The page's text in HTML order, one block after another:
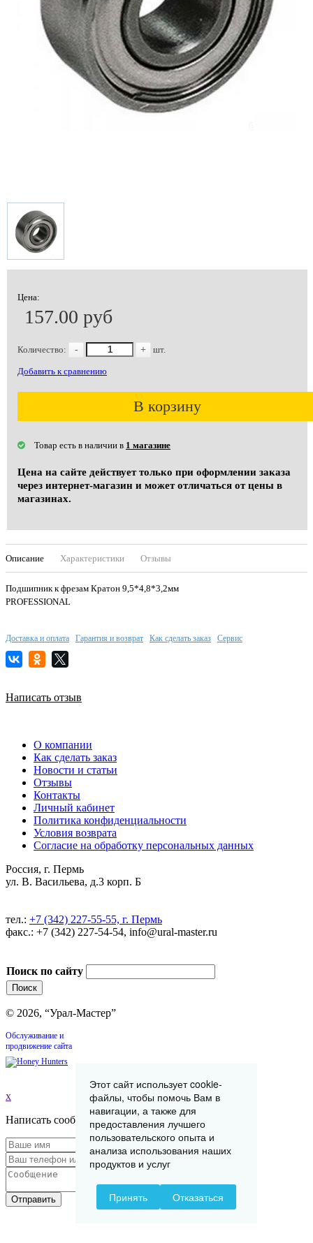
Цена:
157.00 руб
Количество: - + шт.
Добавить к сравнению
В корзину
Товар есть в наличии в 1 магазине
Цена на сайте действует только при оформлении заказа
через интернет-магазин и может отличаться от цены в
магазинах.
Описание Характеристики Отзывы
Подшипник к фрезам Кратон 9,5*4,8*3,2мм
PROFESSIONAL
Доставка и оплата Гарантия и возврат Как сделать заказ Сервис
Написать отзыв
О компании
Как сделать заказ
Новости и статьи
Отзывы
Контакты
Личный кабинет
Политика конфиденциальности
Условия возврата
Согласие на обработку персональных данных
Россия, г. Пермь
ул. В. Васильева, д.3 корп. Б
тел.: +7 (342) 227-55-55, г. Пермь
факс.: +7 (342) 227-54-54, info@ural-master.ru
Поиск по сайту
© 2026, “Урал-Мастер”
Обслуживание и
продвижение сайта
x
Написать сообщение
Отправить
Этот сайт использует cookie-
файлы, чтобы помочь Вам в
навигации, а также для
предоставления лучшего
пользовательского опыта и
анализа использования наших
продуктов и услуг
Принять Отказаться